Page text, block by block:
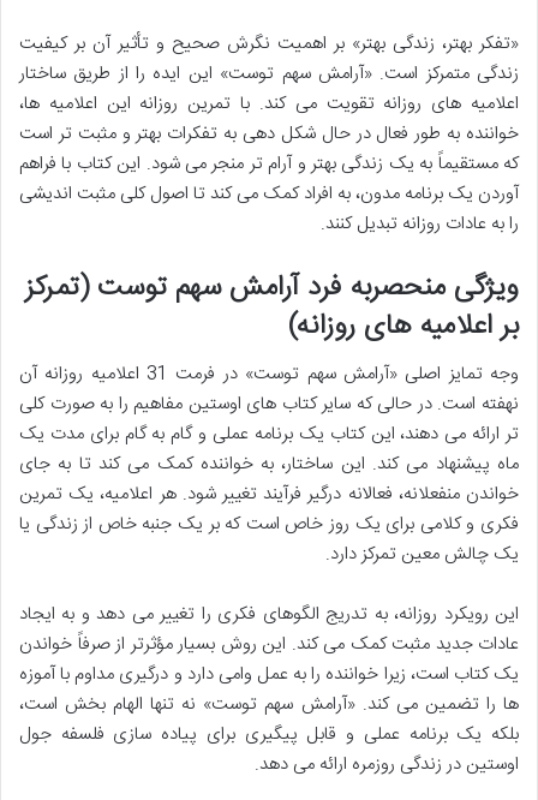
«تفکر بهتر، زندگی بهتر» بر اهمیت نگرش صحیح و تأثیر آن بر کیفیت
زندگی متمرکز است. «آرامش سهم توست» این ایده را از طریق ساختار
اعلامیه های روزانه تقویت می کند. با تمرین روزانه این اعلامیه ها،
خواننده به طور فعال در حال شکل دهی به تفکرات بهتر و مثبت تر است
که مستقیماً به یک زندگی بهتر و آرام تر منجر می شود. این کتاب با فراهم
آوردن یک برنامه مدون، به افراد کمک می کند تا اصول کلی مثبت اندیشی
را به عادات روزانه تبدیل کنند.
ویژگی منحصربه فرد آرامش سهم توست (تمرکز
بر اعلامیه های روزانه)
وجه تمایز اصلی «آرامش سهم توست» در فرمت 31 اعلامیه روزانه آن
نهفته است. در حالی که سایر کتاب های اوستین مفاهیم را به صورت کلی
تر ارائه می دهند، این کتاب یک برنامه عملی و گام به گام برای مدت یک
ماه پیشنهاد می کند. این ساختار، به خواننده کمک می کند تا به جای
خواندن منفعلانه، فعالانه درگیر فرآیند تغییر شود. هر اعلامیه، یک تمرین
فکری و کلامی برای یک روز خاص است که بر یک جنبه خاص از زندگی یا
یک چالش معین تمرکز دارد.
این رویکرد روزانه، به تدریج الگوهای فکری را تغییر می دهد و به ایجاد
عادات جدید مثبت کمک می کند. این روش بسیار مؤثرتر از صرفاً خواندن
یک کتاب است، زیرا خواننده را به عمل وامی دارد و درگیری مداوم با آموزه
ها را تضمین می کند. «آرامش سهم توست» نه تنها الهام بخش است،
بلکه یک برنامه عملی و قابل پیگیری برای پیاده سازی فلسفه جول
اوستین در زندگی روزمره ارائه می دهد.